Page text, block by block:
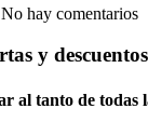
No hay comentarios
y
al tanto de todas